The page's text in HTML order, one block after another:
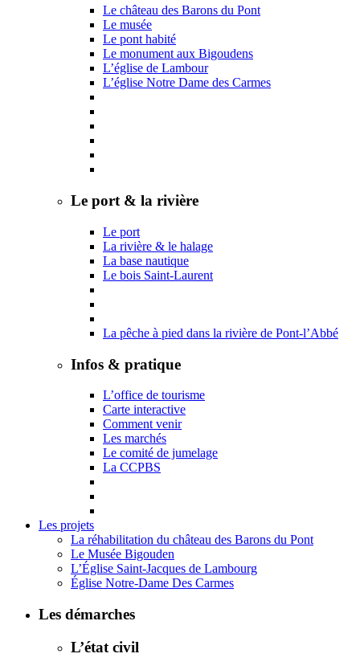
Le château des Barons du Pont
Le musée
Le pont habité
Le monument aux Bigoudens
L’église de Lambour
L’église Notre Dame des Carmes
Le port & la rivière
Le port
La rivière & le halage
La base nautique
Le bois Saint-Laurent
La pêche à pied dans la rivière de Pont-l’Abbé
Infos & pratique
L’office de tourisme
Carte interactive
Comment venir
Les marchés
Le comité de jumelage
La CCPBS
Les projets
La réhabilitation du château des Barons du Pont
Le Musée Bigouden
L’Église Saint-Jacques de Lambourg
Église Notre-Dame Des Carmes
Les démarches
L’état civil